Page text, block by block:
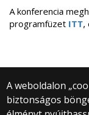
A konferencia
programfüzet ITT,
A weboldalon
biztonságos
© 2025